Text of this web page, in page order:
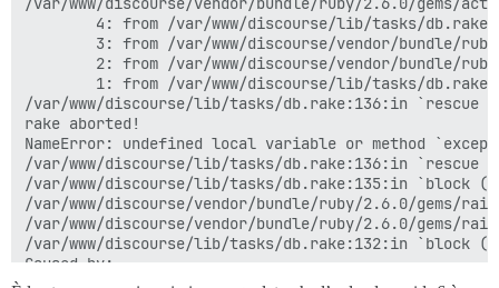
4: from /var/www/discourse/lib/tasks/
3: from /var/www/discourse/vendor/bundle/
2: from /var/www/discourse/vendor/bundle/
1: from /var/www/discourse/lib/tasks/
/var/www/discourse/lib/tasks/db.rake:136:in
rake aborted!
NameError: undefined local variable or method
/var/www/discourse/lib/tasks/db.rake:136:in
/var/www/discourse/lib/tasks/db.rake:135:in `block
/var/www/discourse/vendor/bundle/ruby/2.6.0/gems/
/var/www/discourse/vendor/bundle/ruby/2.6.0/gems/
/var/www/discourse/lib/tasks/db.rake:132:in `block
Caused by:
ActiveRecord::RecordNotFound: Couldn't find Upload